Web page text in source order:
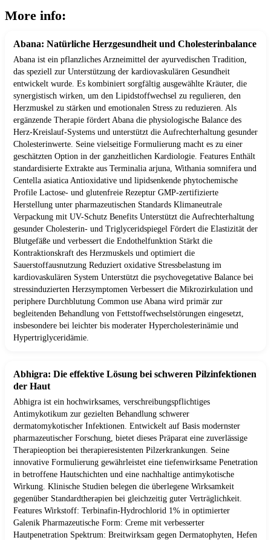
More info:
Abana: Natürliche Herzgesundheit und Cholesterinbalance
Abana ist ein pflanzliches Arzneimittel der ayurvedischen Tradition,
das speziell zur Unterstützung der kardiovaskulären Gesundheit
entwickelt wurde. Es kombiniert sorgfältig ausgewählte Kräuter, die
synergistisch wirken, um den Lipidstoffwechsel zu regulieren, den
Herzmuskel zu stärken und emotionalen Stress zu reduzieren. Als
ergänzende Therapie fördert Abana die physiologische Balance des
Herz-Kreislauf-Systems und unterstützt die Aufrechterhaltung gesunder
Cholesterinwerte. Seine vielseitige Formulierung macht es zu einer
geschätzten Option in der ganzheitlichen Kardiologie. Features Enthält
standardisierte Extrakte aus Terminalia arjuna, Withania somnifera und
Centella asiatica Antioxidative und lipidsenkende phytochemische
Profile Lactose- und glutenfreie Rezeptur GMP-zertifizierte
Herstellung unter pharmazeutischen Standards Klimaneutrale
Verpackung mit UV-Schutz Benefits Unterstützt die Aufrechterhaltung
gesunder Cholesterin- und Triglyceridspiegel Fördert die Elastizität der
Blutgefäße und verbessert die Endothelfunktion Stärkt die
Kontraktionskraft des Herzmuskels und optimiert die
Sauerstoffausnutzung Reduziert oxidative Stressbelastung im
kardiovaskulären System Unterstützt die psychovegetative Balance bei
stressinduzierten Herzsymptomen Verbessert die Mikrozirkulation und
periphere Durchblutung Common use Abana wird primär zur
begleitenden Behandlung von Fettstoffwechselstörungen eingesetzt,
insbesondere bei leichter bis moderater Hypercholesterinämie und
Hypertriglyceridämie.
Abhigra: Die effektive Lösung bei schweren Pilzinfektionen
der Haut
Abhigra ist ein hochwirksames, verschreibungspflichtiges
Antimykotikum zur gezielten Behandlung schwerer
dermatomykotischer Infektionen. Entwickelt auf Basis modernster
pharmazeutischer Forschung, bietet dieses Präparat eine zuverlässige
Therapieoption bei therapieresistenten Pilzerkrankungen. Seine
innovative Formulierung gewährleistet eine tiefenwirksame Penetration
in betroffene Hautschichten und eine nachhaltige antimykotische
Wirkung. Klinische Studien belegen die überlegene Wirksamkeit
gegenüber Standardtherapien bei gleichzeitig guter Verträglichkeit.
Features Wirkstoff: Terbinafin-Hydrochlorid 1% in optimierter
Galenik Pharmazeutische Form: Creme mit verbesserter
Hautpenetration Spektrum: Breitwirksam gegen Dermatophyten, Hefen